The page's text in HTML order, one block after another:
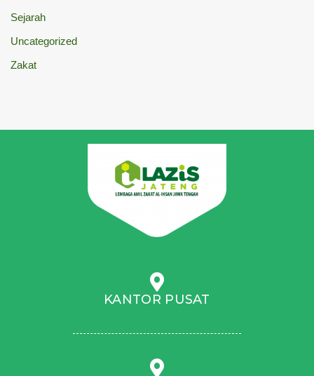
Sejarah
Uncategorized
Zakat
KANTOR PUSAT